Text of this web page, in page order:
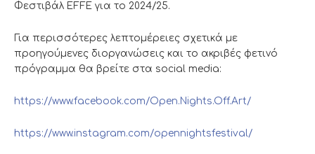
Φεστιβάλ EFFE για το 2024/25.
Για περισσότερες λεπτομέρειες σχετικά με
προηγούμενες διοργανώσεις και το ακριβές φετινό
πρόγραμμα θα βρείτε στα social media:
https://www.facebook.com/Open.Nights.Off.Art/
https://www.instagram.com/opennightsfestival/